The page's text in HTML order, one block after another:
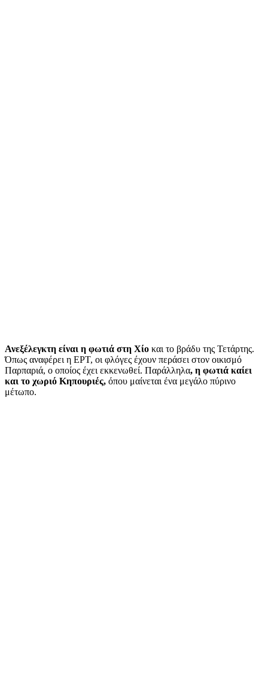
Ανεξέλεγκτη είναι η φωτιά στη Χίο και το βράδυ της Τετάρτης.
Όπως αναφέρει η ΕΡΤ, οι φλόγες έχουν περάσει στον οικισμό
Παρπαριά, ο οποίος έχει εκκενωθεί. Παράλληλα, η φωτιά καίει
και το χωριό Κηπουριές, όπου μαίνεται ένα μεγάλο πύρινο
μέτωπο.